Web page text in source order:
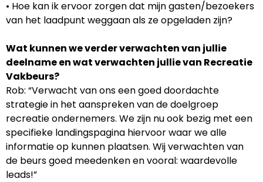
• Hoe kan ik ervoor zorgen dat mijn gasten/bezoekers
van het laadpunt weggaan als ze opgeladen zijn?
Wat kunnen we verder verwachten van jullie
deelname en wat verwachten jullie van Recreatie
Vakbeurs?
Rob: “Verwacht van ons een goed doordachte
strategie in het aanspreken van de doelgroep
recreatie ondernemers. We zijn nu ook bezig met een
specifieke landingspagina hiervoor waar we alle
informatie op kunnen plaatsen. Wij verwachten van
de beurs goed meedenken en vooral: waardevolle
leads!”